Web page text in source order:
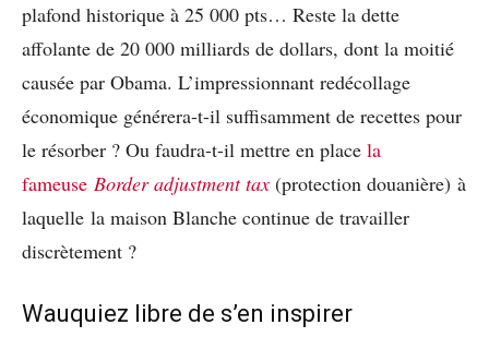
plafond historique à 25 000 pts… Reste la dette
affolante de 20 000 milliards de dollars, dont la moitié
causée par Obama. L’impressionnant redécollage
économique générera-t-il suffisamment de recettes pour
le résorber ? Ou faudra-t-il mettre en place la
fameuse Border adjustment tax (protection douanière) à
laquelle la maison Blanche continue de travailler
discrètement ?
Wauquiez libre de s’en inspirer